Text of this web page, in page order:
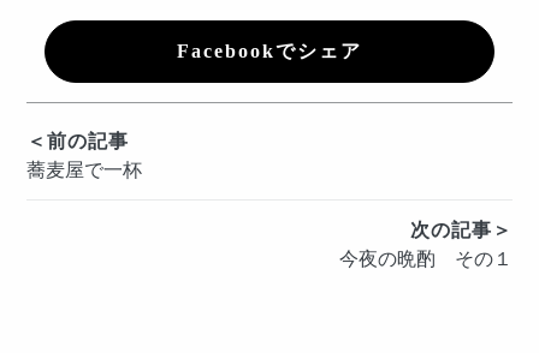
Facebookでシェア
投
稿
＜前の記事
蕎麦屋で一杯
次の記事＞
今夜の晩酌 その１